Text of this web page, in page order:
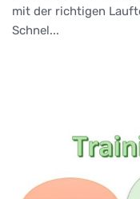
mit der richtigen
Schnel...